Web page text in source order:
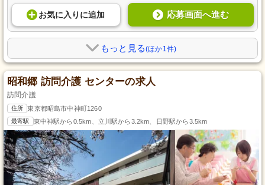
お気に入り に追加 応募画面へ進む
もっと見る(ほか1件)
昭和郷 訪問介護 センターの求人
訪問介護
住所 東京都昭島市中神町1260
最寄駅 東中神駅から0.5km、立川駅から3.2km、日野駅から3.5km